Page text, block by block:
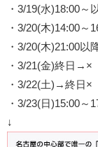
・3/19(水)18:00～
・3/20(木)14:00～
・3/20(木)21:00以
・3/21(金)終日→×
・3/22(土)→終日×
・3/23(日)15:00～
↓